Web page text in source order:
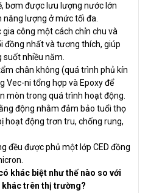
bơm được lưu lượng nước lớn
lượng ở mức tối đa.
công một cách chỉn chu và
đồng nhất và tương thích, giúp
nhiều năm.
chân không (quá trình phủ kín
Vec-ni tổng hợp và Epoxy để
mòn trong quá trình hoạt động.
động nhằm đảm bảo tuổi thọ
hoạt động trơn tru, chống rung,
đều được phủ một lớp CED đồng
khác biệt như thế nào so với
trên thị trường?